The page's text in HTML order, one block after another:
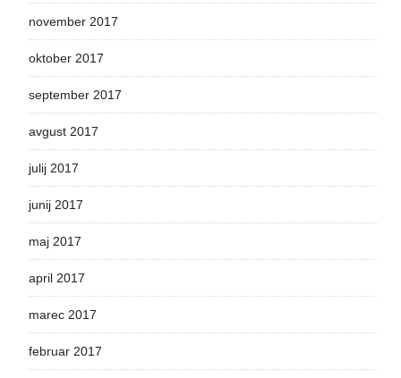
november 2017
oktober 2017
september 2017
avgust 2017
julij 2017
junij 2017
maj 2017
april 2017
marec 2017
februar 2017